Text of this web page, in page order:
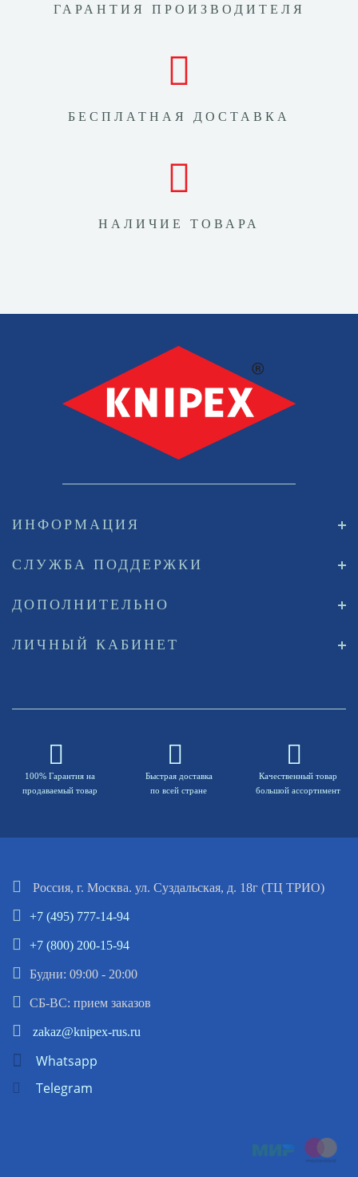
ГАРАНТИЯ ПРОИЗВОДИТЕЛЯ
БЕСПЛАТНАЯ ДОСТАВКА
НАЛИЧИЕ ТОВАРА
ИНФОРМАЦИЯ
СЛУЖБА ПОДДЕРЖКИ
ДОПОЛНИТЕЛЬНО
ЛИЧНЫЙ КАБИНЕТ
100% Гарантия на
продаваемый товар
Быстрая доставка
по всей стране
Качественный товар
большой ассортимент
Россия, г. Москва. ул. Суздальская, д. 18г (ТЦ ТРИО)
+7 (495) 777-14-94
+7 (800) 200-15-94
Будни: 09:00 - 20:00
СБ-ВС: прием заказов
zakaz@knipex-rus.ru
Whatsapp
Telegram